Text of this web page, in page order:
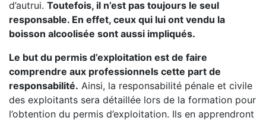
d’autrui. Toutefois, il n’est pas toujours le seul
responsable. En effet, ceux qui lui ont vendu la
boisson alcoolisée sont aussi impliqués.
Le but du permis d’exploitation est de faire
comprendre aux professionnels cette part de
responsabilité. Ainsi, la responsabilité pénale et civile
des exploitants sera détaillée lors de la formation pour
l’obtention du permis d’exploitation. Ils en apprendront